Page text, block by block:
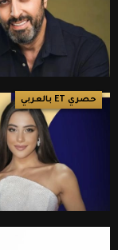
حصري ET بالعربي